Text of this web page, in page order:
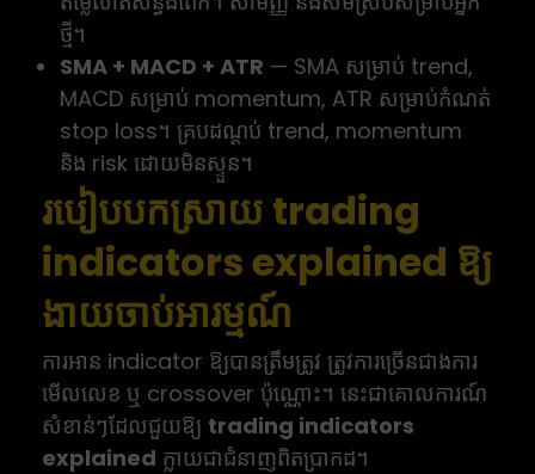
ថ្មី។
SMA + MACD + ATR — SMA សម្រាប់ trend,
MACD សម្រាប់ momentum, ATR សម្រាប់កំណត់
stop loss។ គ្របដណ្ដប់ trend, momentum
និង risk ដោយមិនស្ទួន។
របៀបបកស្រាយ trading
indicators explained ឱ្យ
ងាយចាប់អារម្មណ៍
ការអាន indicator ឱ្យបានត្រឹមត្រូវ ត្រូវការច្រើនជាងការ
មើលលេខ ឬ crossover ប៉ុណ្ណោះ។ នេះជាគោលការណ៍
សំខាន់ៗដែលជួយឱ្យ trading indicators
explained ក្លាយជាជំនាញពិតប្រាកដ។